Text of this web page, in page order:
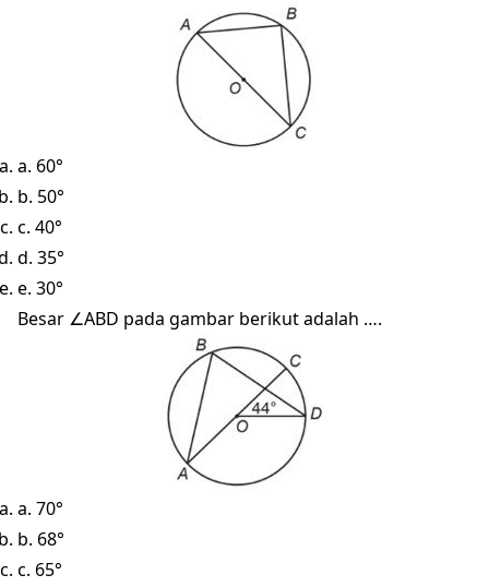
a. 60°
b. 50°
c. 40°
d. 35°
e. 30°
Besar ∠ABD pada gambar berikut adalah ….
a. 70°
b. 68°
c. 65°